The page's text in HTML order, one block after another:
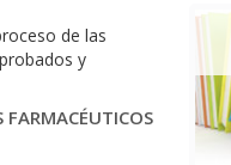
de las
y